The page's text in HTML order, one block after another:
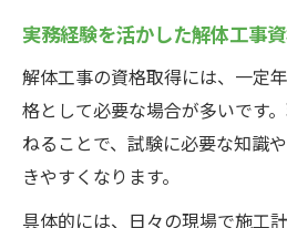
実務経験を活かした解体工事
解体工事の資格取得には、一定
格として必要な場合が多いです
ねることで、試験に必要な知識
きやすくなります。
具体的には、日々の現場で施工